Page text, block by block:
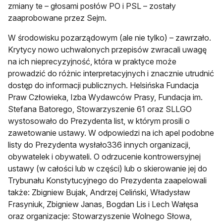
zmiany te – głosami posłów PO i PSL – zostały
zaaprobowane przez Sejm.
W środowisku pozarządowym (ale nie tylko) – zawrzało.
Krytycy nowo uchwalonych przepisów zwracali uwagę
na ich nieprecyzyjność, która w praktyce może
prowadzić do różnic interpretacyjnych i znacznie utrudnić
dostęp do informacji publicznych. Helsińska Fundacja
Praw Człowieka, Izba Wydawców Prasy, Fundacja im.
Stefana Batorego, Stowarzyszenie 61 oraz SLLGO
wystosowało do Prezydenta list, w którym prosili o
zawetowanie ustawy. W odpowiedzi na ich apel podobne
listy do Prezydenta wysłało336 innych organizacji,
obywatelek i obywateli. O odrzucenie kontrowersyjnej
ustawy (w całości lub w części) lub o skierowanie jej do
Trybunału Konstytucyjnego do Prezydenta zaapelowali
także: Zbigniew Bujak, Andrzej Celiński, Władysław
Frasyniuk, Zbigniew Janas, Bogdan Lis i Lech Wałęsa
oraz organizacje: Stowarzyszenie Wolnego Słowa,